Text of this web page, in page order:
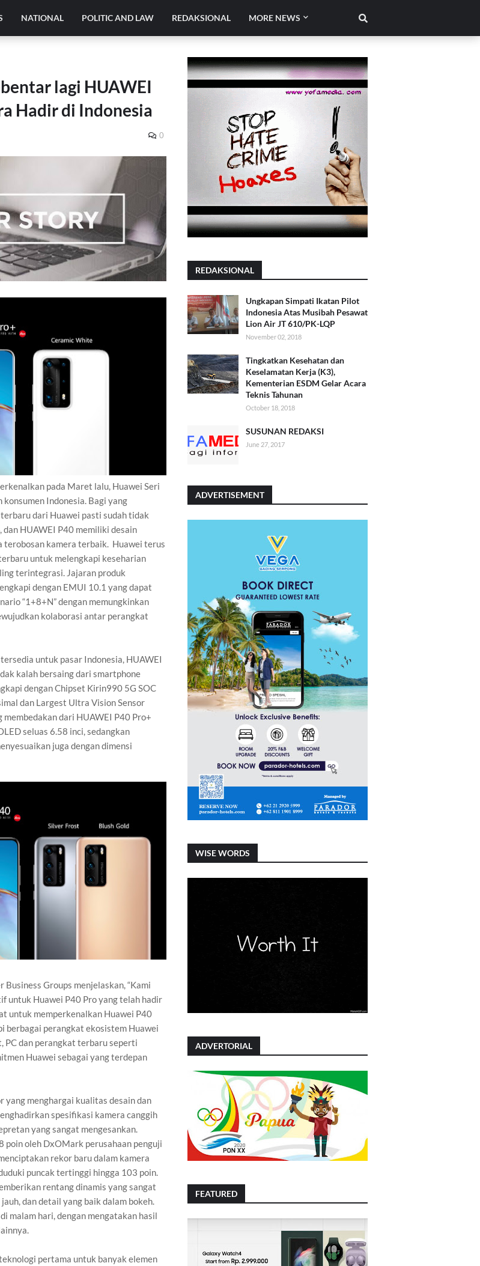
NATIONAL POLITIC AND LAW REDAKSIONAL MORE NEWS
lagi HUAWEI
Hadir di Indonesia
0
pada Maret lalu, Huawei Seri
Indonesia. Bagi yang
dari Huawei pasti sudah tidak
dan HUAWEI P40 memiliki desain
terobosan kamera terbaik. Huawei terus
untuk melengkapi keseharian
terintegrasi. Jajaran produk
dengan EMUI 10.1 yang dapat
“1+8+N” dengan memungkinkan
kolaborasi antar perangkat
untuk pasar Indonesia, HUAWEI
kalah bersaing dari smartphone
dengan Chipset Kirin990 5G SOC
dan Largest Ultra Vision Sensor
dari HUAWEI P40 Pro+
seluas 6.58 inci, sedangkan
juga dengan dimensi
Groups menjelaskan, “Kami
untuk Huawei P40 Pro yang telah hadir
untuk memperkenalkan Huawei P40
berbagai perangkat ekosistem Huawei
PC dan perangkat terbaru seperti
Huawei sebagai yang terdepan
menghargai kualitas desain dan
spesifikasi kamera canggih
yang sangat mengesankan.
oleh DxOMark perusahaan penguji
rekor baru dalam kamera
puncak tertinggi hingga 103 poin.
rentang dinamis yang sangat
dan detail yang baik dalam bokeh.
malam hari, dengan mengatakan hasil
pertama untuk banyak elemen
REDAKSIONAL
Ungkapan Simpati Ikatan Pilot
Indonesia Atas Musibah Pesawat
Lion Air JT 610/PK-LQP
November 02, 2018
Tingkatkan Kesehatan dan
Keselamatan Kerja (K3),
Kementerian ESDM Gelar Acara
Teknis Tahunan
October 18, 2018
SUSUNAN REDAKSI
June 27, 2017
ADVERTISEMENT
WISE WORDS
ADVERTORIAL
FEATURED